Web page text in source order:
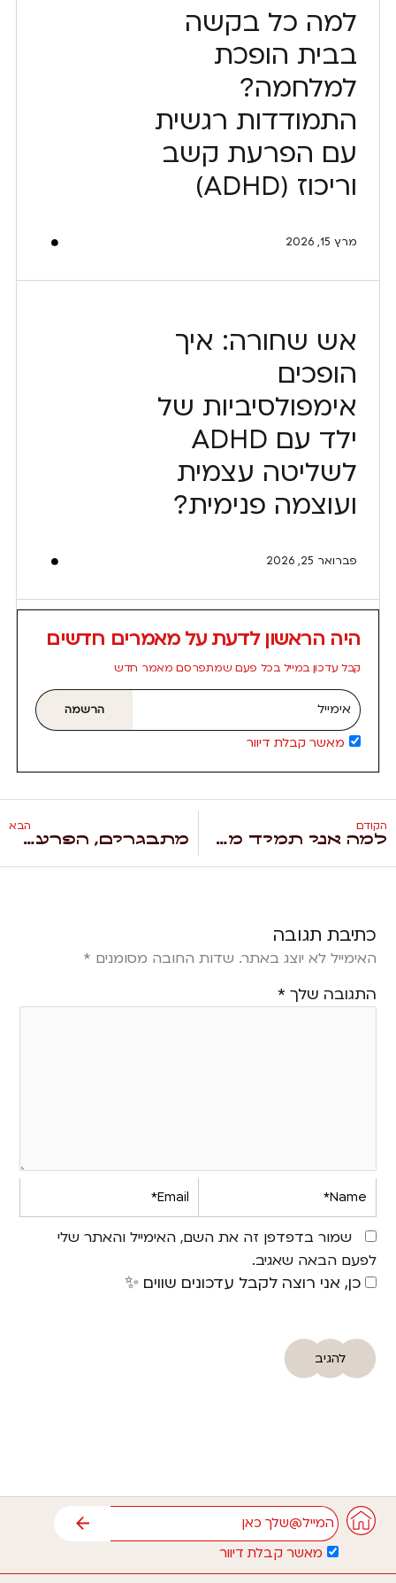
למה כל בקשה
בבית הופכת
למלחמה?
התמודדות רגשית
עם הפרעת קשב
וריכוז (ADHD)
מרץ 15, 2026
אש שחורה: איך
הופכים
אימפולסיביות של
ילד עם ADHD
לשליטה עצמית
ועוצמה פנימית?
פברואר 25, 2026
היה הראשון לדעת על מאמרים חדשים
קבל עדכון במייל בכל פעם שמתפרסם מאמר חדש
אימייל
מאשר קבלת דיוור
הרשמה
הקודם
למה אני תמיד מאחר? האמת מאחורי עיוורון זמן והפרעת קשב וריכוז (ADHD)
הבא
מתבגרים, הפרעת קשב ובינה מלאכותית – למה כשהילד שלכם בוכה הוא מעדיף לדבר עם בינה מלאכותית (AI)?
כתיבת תגובה
האימייל לא יוצג באתר. שדות החובה מסומנים *
התגובה שלך *
Name*
Email*
שמור בדפדפן זה את השם, האימייל והאתר שלי
לפעם הבאה שאגיב.
כן, אני רוצה לקבל עדכונים שווים ✨
אימייל
מאשר קבלת דיוור
שליחה